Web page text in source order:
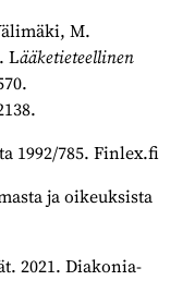
M.
Lääketieteellinen
1992/785. Finlex.fi
ja oikeuksista
2021. Diakonia-